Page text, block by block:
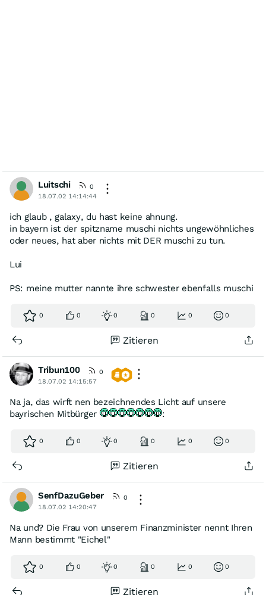
Luitschi
0
18.07.02 14:14:44
ich glaub , galaxy, du hast keine ahnung.
in bayern ist der spitzname muschi nichts ungewöhnliches
oder neues, hat aber nichts mit DER muschi zu tun.
Lui
PS: meine mutter nannte ihre schwester ebenfalls muschi
0 0 0 0 0 0
Zitieren
Tribun100
0
18.07.02 14:15:57
Na ja, das wirft nen bezeichnendes Licht auf unsere
bayrischen Mitbürger
:
0 0 0 0 0 0
Zitieren
SenfDazuGeber
0
18.07.02 14:20:47
Na und? Die Frau von unserem Finanzminister nennt Ihren
Mann bestimmt "Eichel"
0 0 0 0 0 0
Zitieren